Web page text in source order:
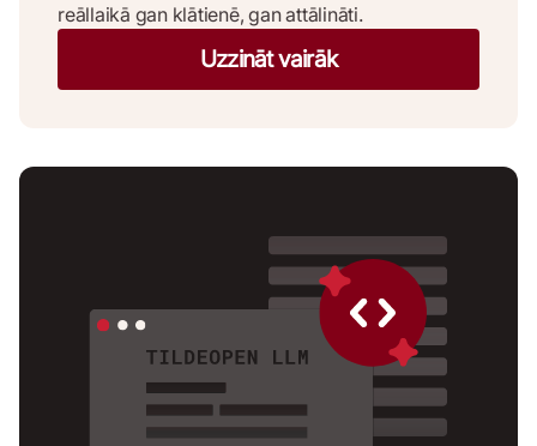
reāllaikā gan klātienē, gan attālināti.
Uzzināt vairāk